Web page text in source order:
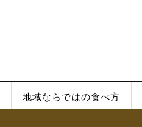
地域ならではの食べ方